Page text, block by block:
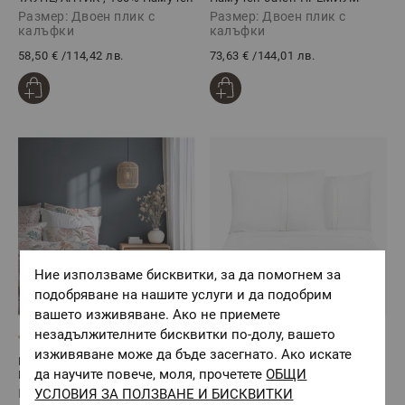
сатен, 3 части
Размер: Двоен плик с
калъфки
58,50 € /114,42 лв.
ЕЛЕГАНС ЧЕРНО, 3 части
Размер: Двоен плик с
калъфки
73,63 € /144,01 лв.
(1)
Единичен плик с калъфка
КОРАЛОВА ГРАДИНА, 100%
Памучен сатен, 2 части
Размер: Единичен плик с
Двоен плик с калъфки, 100%
Памучен сатен ПРЕМИУМ
ЕЛЕГАНС БЕЖОВО, 3 части
Размер: Двоен плик с
Ние използваме бисквитки, за да помогнем за
подобряване на нашите услуги и да подобрим
вашето изживяване. Ако не приемете
незадължителните бисквитки по-долу, вашето
изживяване може да бъде засегнато. Ако искате
да научите повече, моля, прочететеОБЩИ
УСЛОВИЯ ЗА ПОЛЗВАНЕ И БИСКВИТКИ